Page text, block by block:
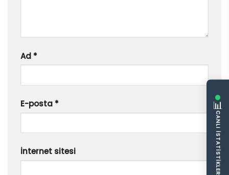
Ad *
E-posta *
İnternet sitesi
📊
CANLI İSTATISTIKLER